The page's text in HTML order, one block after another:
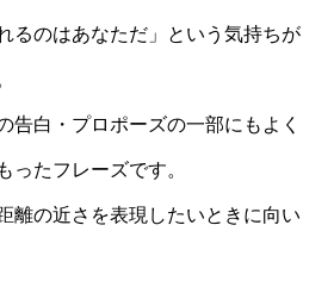
るのはあなただ」という気持ちが
告白・プロポーズの一部にもよく
ったフレーズです。
離の近さを表現したいときに向い